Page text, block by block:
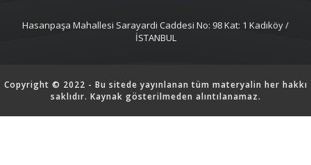
Hasanpaşa Mahallesi Sarayardi Caddesi No: 98 Kat: 1 Kadıköy /
İSTANBUL
Copyright © 2022 - Bu sitede yayınlanan tüm materyalin her hakkı
saklıdır. Kaynak gösterilmeden alıntılanamaz.